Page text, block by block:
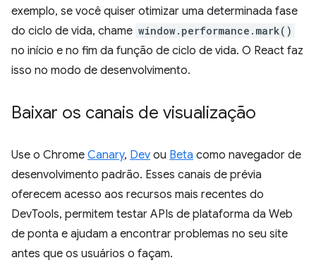
exemplo, se você quiser otimizar uma determinada fase
do ciclo de vida, chame window.performance.mark()
no início e no fim da função de ciclo de vida. O React faz
isso no modo de desenvolvimento.
Baixar os canais de visualização
Use o Chrome Canary, Dev ou Beta como navegador de
desenvolvimento padrão. Esses canais de prévia
oferecem acesso aos recursos mais recentes do
DevTools, permitem testar APIs de plataforma da Web
de ponta e ajudam a encontrar problemas no seu site
antes que os usuários o façam.